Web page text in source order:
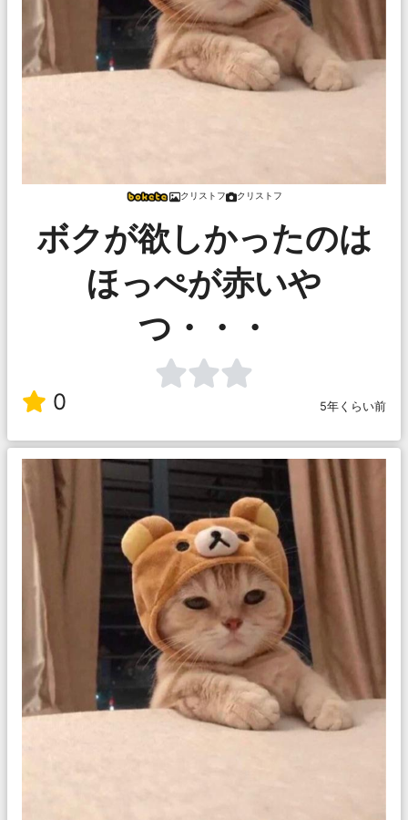
クリストフ クリストフ
ボクが欲しかったのは
ほっぺが赤いや
つ・・・
0 5年くらい前